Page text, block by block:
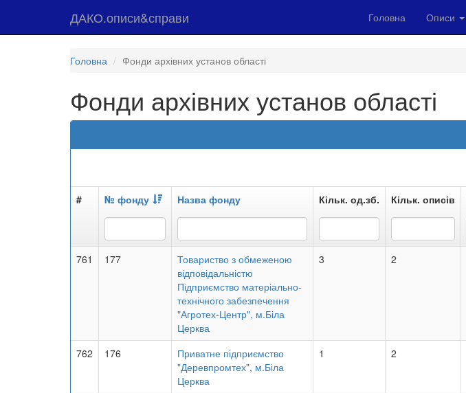
ДАКО.описи&справи Головна Описи
Головна Фонди архівних установ області
Фонди архівних установ області
# № фонду Назва фонду Кільк. од.зб. Кільк. описів
761 177
Товариство з обмеженою
відповідальністю
Підприємство матеріально-
технічного забезпечення
"Агротех-Центр", м.Біла
Церква
3 2
762 176
Приватне підприємство
"Деревпромтех", м.Біла
Церква
1 2